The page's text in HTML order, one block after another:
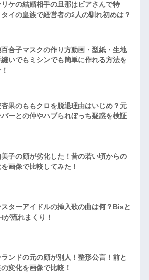
リケの結婚相手の旦那はビアさんで特
タイの皇族で経営者の2人の馴れ初めは？
百合子マスクの作り方動画・型紙・生地
縫いでもミシンでも簡単に作れる方法を
杏果のももクロを脱退理由はいじめ？元
バーとの仲やハブられぼっち疑惑を検証
美子の顔が劣化した！昔の若い頃からの
画像で比較してみた！
スターアイドルの挿入歌の曲は何？Bisと
が流れまくり！
ランドの元の顔が別人！整形公言！前と
変化を画像で比較！